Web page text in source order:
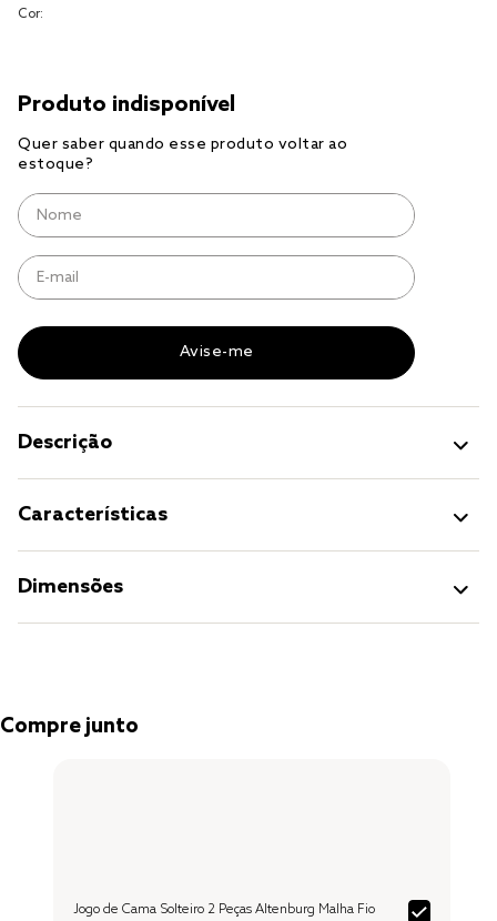
Cor:
Descrição
Características
Dimensões
Compre junto
Jogo de Cama Solteiro 2 Peças Altenburg Malha Fio